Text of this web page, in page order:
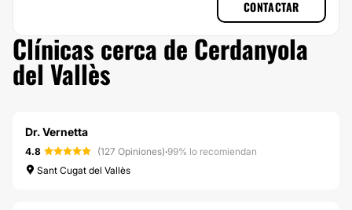
CONTACTAR
Clínicas cerca de Cerdanyola
del Vallès
Dr. Vernetta
4.8 (127 Opiniones)·99% lo recomiendan
Sant Cugat del Vallès